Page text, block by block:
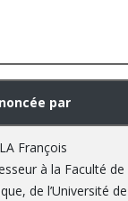
par
François
à la Faculté
de l’Université